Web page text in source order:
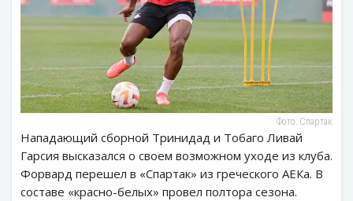
Фото: Спартак
Нападающий сборной Тринидад и Тобаго Ливай
Гарсия высказался о своем возможном уходе из клуба.
Форвард перешел в «Спартак» из греческого АЕКа. В
составе «красно-белых» провел полтора сезона.